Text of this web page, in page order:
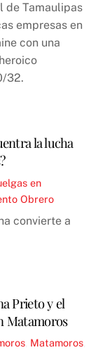
de Tamaulipas
empresas en
con una
32.
la lucha
en
Obrero
convierte a
Prieto y el
Matamoros
Matamoros